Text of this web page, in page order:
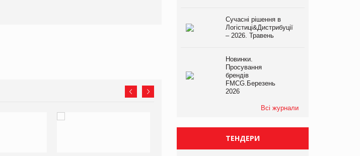
Сучасні рішення в
Логістиці&Дистрибуції
– 2026. Травень
Новинки.
Просування
брендів
FMCG.Березень
2026
Всі журнали
ТЕНДЕРИ